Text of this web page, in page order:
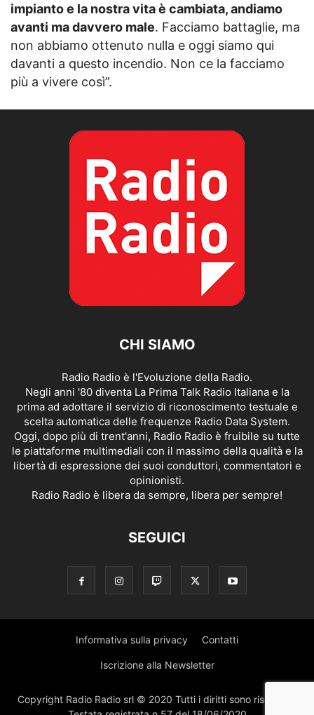
impianto e la nostra vita è cambiata, andiamo
avanti ma davvero male. Facciamo battaglie, ma
non abbiamo ottenuto nulla e oggi siamo qui
davanti a questo incendio. Non ce la facciamo
più a vivere così”.
CHI SIAMO
Radio Radio è l'Evoluzione della Radio.
Negli anni '80 diventa La Prima Talk Radio Italiana e la
prima ad adottare il servizio di riconoscimento testuale e
scelta automatica delle frequenze Radio Data System.
Oggi, dopo più di trent'anni, Radio Radio è fruibile su tutte
le piattaforme multimediali con il massimo della qualità e la
libertà di espressione dei suoi conduttori, commentatori e
opinionisti.
Radio Radio è libera da sempre, libera per sempre!
SEGUICI
Informativa sulla privacy Contatti
Iscrizione alla Newsletter
Copyright Radio Radio srl © 2020 Tutti i diritti sono riservati |